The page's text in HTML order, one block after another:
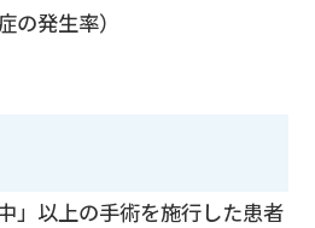
の発生率）
」以上の手術を施行した患者